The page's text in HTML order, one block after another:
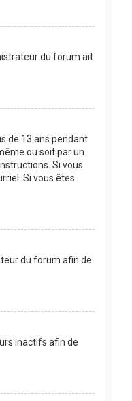
du forum ait
de 13 ans pendant
ou soit par un
Si vous
Si vous êtes
du forum afin de
inactifs afin de